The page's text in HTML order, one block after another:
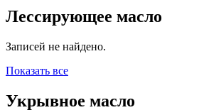
Лессирующее масло
Записей не найдено.
Показать все
Укрывное масло